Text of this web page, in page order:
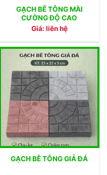
GẠCH BÊ TÔNG MÀI
CƯỜNG ĐỘ CAO
Giá: liên hệ
GẠCH BÊ TÔNG GIẢ ĐÁ